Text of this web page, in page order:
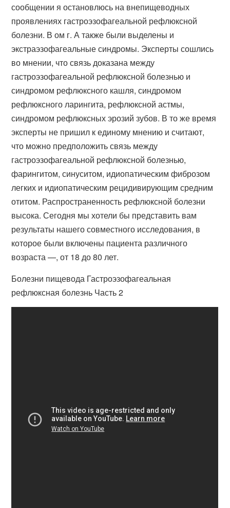
сообщении я остановлюсь на внепищеводных
проявлениях гастроэзофагеальной рефлюксной
болезни. В ом г. А также были выделены и
экстраэзофагеальные синдромы. Эксперты сошлись
во мнении, что связь доказана между
гастроэзофагеальной рефлюксной болезнью и
синдромом рефлюксного кашля, синдромом
рефлюксного ларингита, рефлюксной астмы,
синдромом рефлюксных эрозий зубов. В то же время
эксперты не пришил к единому мнению и считают,
что можно предположить связь между
гастроэзофагеальной рефлюксной болезнью,
фарингитом, синуситом, идиопатическим фиброзом
легких и идиопатическим рецидивирующим средним
отитом. Распространенность рефлюксной болезни
высока. Сегодня мы хотели бы представить вам
результаты нашего совместного исследования, в
которое были включены пациента различного
возраста —, от 18 до 80 лет.
Болезни пищевода Гастроэзофагеальная
рефлюксная болезнь Часть 2